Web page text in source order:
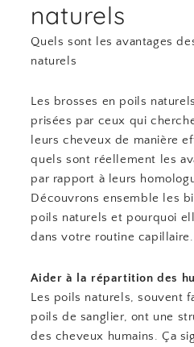
naturels
Quels sont les avantages
naturels
Les brosses en poils
prisées par ceux qui
leurs cheveux de manière
quels sont réellement les
par rapport à leurs
Découvrons ensemble les
poils naturels et pourquoi
dans votre routine capillaire.
Aider à la répartition des
Les poils naturels, souvent
poils de sanglier, ont une
des cheveux humains. Ça